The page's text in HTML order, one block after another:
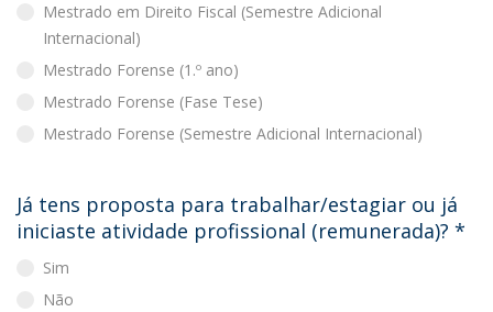
Mestrado em Direito Fiscal (Semestre Adicional
Internacional)
Mestrado Forense (1.º ano)
Mestrado Forense (Fase Tese)
Mestrado Forense (Semestre Adicional Internacional)
Já tens proposta para trabalhar/estagiar ou já
iniciaste atividade profissional (remunerada)? *
Sim
Não